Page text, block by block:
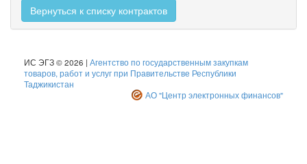
Вернуться к списку контрактов
ИС ЭГЗ © 2026 | Агентство по государственным закупкам
товаров, работ и услуг при Правительстве Республики
Таджикистан
АО "Центр электронных финансов"